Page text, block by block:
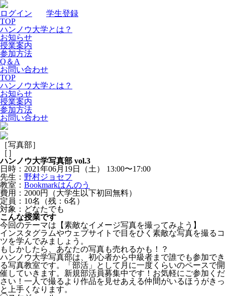
ログイン
学生登録
TOP
ハンノウ大学とは？
お知らせ
授業案内
参加方法
Q＆A
お問い合わせ
TOP
ハンノウ大学とは？
お知らせ
授業案内
参加方法
お問い合わせ
［写真部］
［ ］
ハンノウ大学写真部 vol.3
日時：2021年06月19日（土） 13:00〜17:00
先生： 野村ジョセフ
教室： Bookmarkはんのう
費用：2000円（大学生以下初回無料）
定員：10名（残：6名）
対象：どなたでも
こんな授業です
今回のテーマは【素敵なイメージ写真を撮ってみよう】
インスタグラムやウェブサイトで目をひく素敵な写真を撮るコ
ツを学んでみましょう。
もしかしたら、あなたの写真も売れるかも！？
ハンノウ大学写真部は、初心者から中級者まで誰でも参加でき
る写真教室です。「部活」として月に一度くらいのペースで開
催していきます。新規部活員募集中です！お気軽にご参加くだ
さい！一人で撮るより作品を見せあえる仲間がいるほうがきっ
と上手くなります。